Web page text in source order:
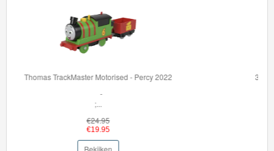
36002 BRIO My First Railway Light Up Rainbow Set